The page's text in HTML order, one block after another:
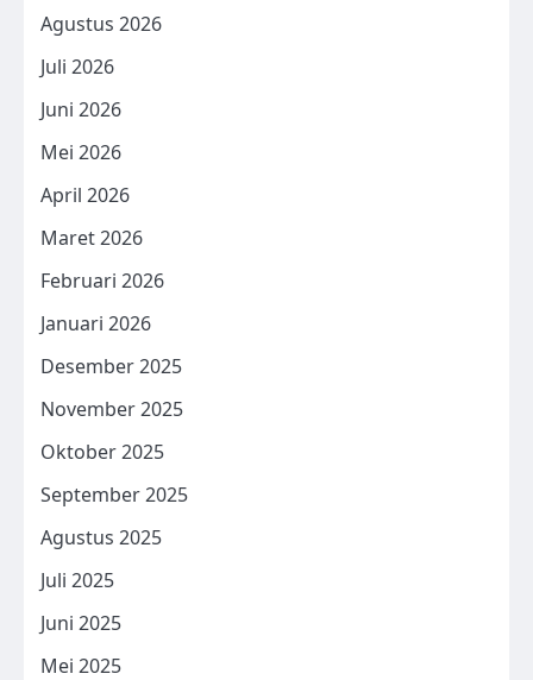
Agustus 2026
Juli 2026
Juni 2026
Mei 2026
April 2026
Maret 2026
Februari 2026
Januari 2026
Desember 2025
November 2025
Oktober 2025
September 2025
Agustus 2025
Juli 2025
Juni 2025
Mei 2025